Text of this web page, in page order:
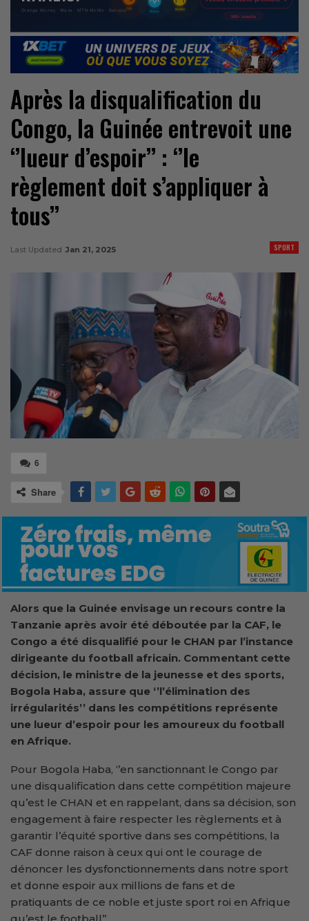
Après la disqualification du
Congo, la Guinée entrevoit une
‘’lueur d’espoir’’ : ‘’le
règlement doit s’appliquer à
tous’’
SPORT
Last Updated Jan 21, 2025
6
Share
Alors que la Guinée envisage un recours contre la
Tanzanie après avoir été déboutée par la CAF, le
Congo a été disqualifié pour le CHAN par l’instance
dirigeante du football africain. Commentant cette
décision, le ministre de la jeunesse et des sports,
Bogola Haba, assure que ‘’l’élimination des
irrégularités’’ dans les compétitions représente
une lueur d’espoir pour les amoureux du football
en Afrique.
Pour Bogola Haba, ‘’en sanctionnant le Congo par
une disqualification dans cette compétition majeure
qu’est le CHAN et en rappelant, dans sa décision, son
engagement à faire respecter les règlements et à
garantir l’équité sportive dans ses compétitions, la
CAF donne raison à ceux qui ont le courage de
dénoncer les dysfonctionnements dans notre sport
et donne espoir aux millions de fans et de
pratiquants de ce noble et juste sport roi en Afrique